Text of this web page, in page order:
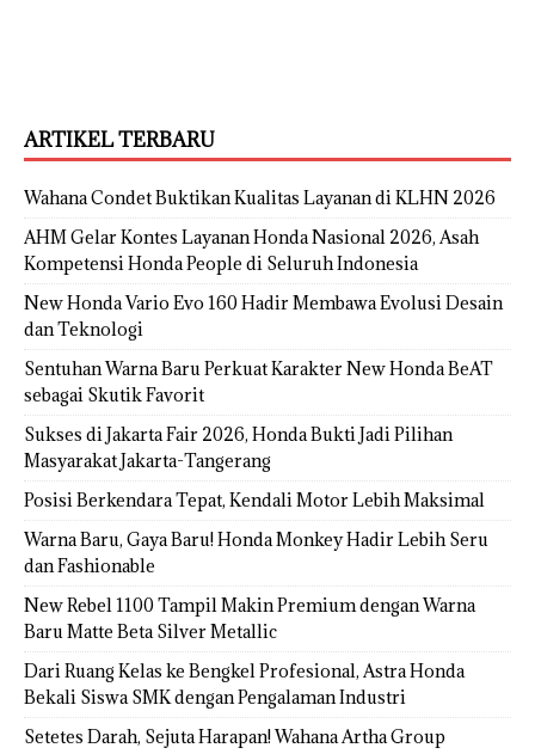
ARTIKEL TERBARU
Wahana Condet Buktikan Kualitas Layanan di KLHN 2026
AHM Gelar Kontes Layanan Honda Nasional 2026, Asah
Kompetensi Honda People di Seluruh Indonesia
New Honda Vario Evo 160 Hadir Membawa Evolusi Desain
dan Teknologi
Sentuhan Warna Baru Perkuat Karakter New Honda BeAT
sebagai Skutik Favorit
Sukses di Jakarta Fair 2026, Honda Bukti Jadi Pilihan
Masyarakat Jakarta-Tangerang
Posisi Berkendara Tepat, Kendali Motor Lebih Maksimal
Warna Baru, Gaya Baru! Honda Monkey Hadir Lebih Seru
dan Fashionable
New Rebel 1100 Tampil Makin Premium dengan Warna
Baru Matte Beta Silver Metallic
Dari Ruang Kelas ke Bengkel Profesional, Astra Honda
Bekali Siswa SMK dengan Pengalaman Industri
Setetes Darah, Sejuta Harapan! Wahana Artha Group